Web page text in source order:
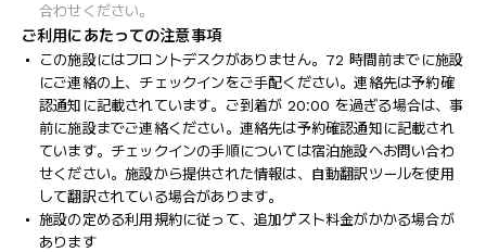
合わせください。
ご利用にあたっての注意事項
この施設にはフロントデスクがありません。72 時間前までに施設
にご連絡の上、チェックインをご手配ください。連絡先は予約確
認通知に記載されています。ご到着が 20:00 を過ぎる場合は、事
前に施設までご連絡ください。連絡先は予約確認通知に記載され
ています。チェックインの手順については宿泊施設へお問い合わ
せください。施設から提供された情報は、自動翻訳ツールを使用
して翻訳されている場合があります。
施設の定める利用規約に従って、追加ゲスト料金がかかる場合が
あります